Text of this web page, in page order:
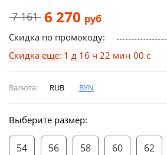
7 161 6 270 руб
Скидка по промокоду:
Скидка ещё: 1 д 16 ч 21 мин 59 с
Валюта: RUB BYN
Выберите размер:
54 56 58 60 62